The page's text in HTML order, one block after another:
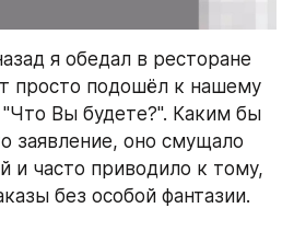
я обедал в ресторане
просто подошёл к нашему
"Что Вы будете?". Каким бы
заявление, оно смущало
и часто приводило к тому,
без особой фантазии.